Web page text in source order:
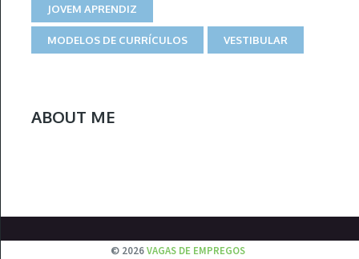
JOVEM APRENDIZ
MODELOS DE CURRÍCULOS VESTIBULAR
ABOUT ME
© 2026VAGAS DE EMPREGOS